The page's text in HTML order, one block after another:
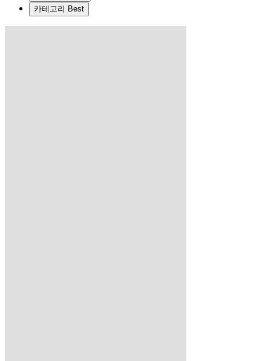
카테고리 Best